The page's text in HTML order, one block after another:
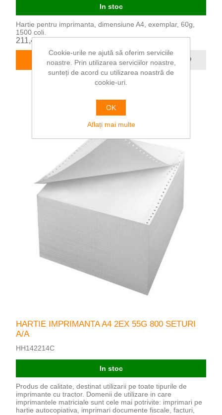
In stoc
Hartie pentru imprimanta, dimensiune A4, exemplar, 60g,
1500 coli.
211,41 RON
ADAUGĂ ÎN COȘ
HARTIE IMPRIMANTA A4 2EX 55G 800 SETURI
A/A
HH142214C
In stoc
Produs de calitate, destinat utilizarii pe toate tipurile de
imprimante cu tractor. Domenii de utilizare in care
imprimantele matriciale sunt cele mai potrivite: imprimari pe
hartie autocopiativa, imprimari documente fiscale, facturi,
Cookie-urile ne ajută să oferim serviciile
noastre. Prin utilizarea serviciilor noastre,
sunteți de acord cu utilizarea noastră de
cookie-uri.
OK
Aflați mai multe